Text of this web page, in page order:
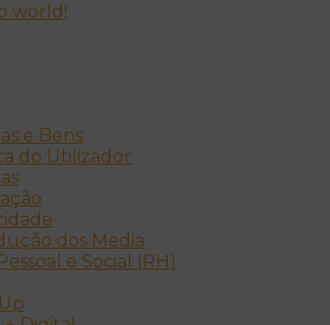
world!
e Bens
do Utilizador
dos Media
e Social (RH)